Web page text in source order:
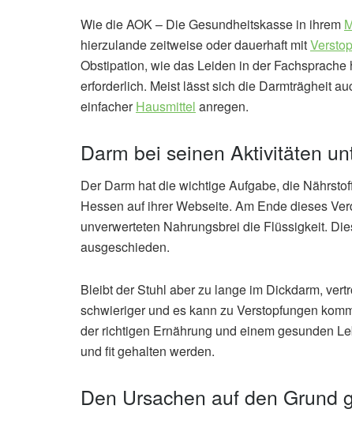
Wie die AOK – Die Gesundheitskasse in ihrem
hierzulande zeitweise oder dauerhaft mit
Obstipation, wie das Leiden in der
erforderlich. Meist lässt sich die Darmträgheit
einfacherHausmittel anregen.
Darm bei seinen Aktivitäten
Der Darm hat die wichtige Aufgabe, die
Hessen auf ihrer Webseite. Am Ende dieses
unverwerteten Nahrungsbrei die Flüssigkeit.
ausgeschieden.
Bleibt der Stuhl aber zu lange im Dickdarm,
schwieriger und es kann zu Verstopfungen
der richtigen Ernährung und einem gesunden
und fit gehalten werden.
Den Ursachen auf den Grund